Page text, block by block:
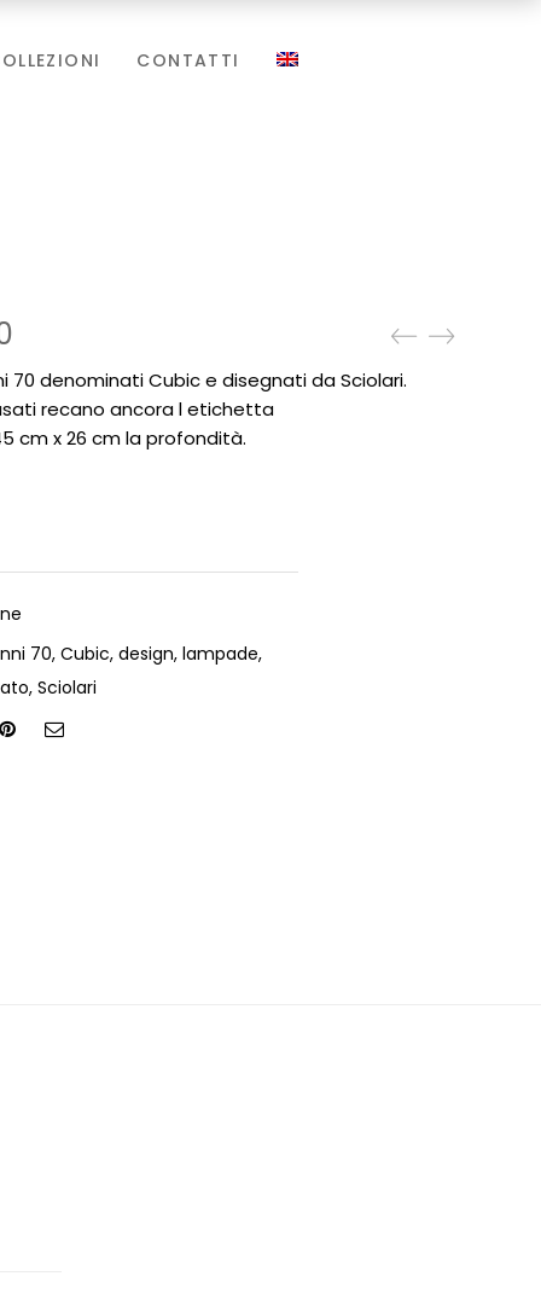
CONTATTI
70 denominati Cubic e disegnati da Sciolari.
recano ancora l etichetta
cm x 26 cm la profondità.
70, Cubic, design, lampade,
, Sciolari